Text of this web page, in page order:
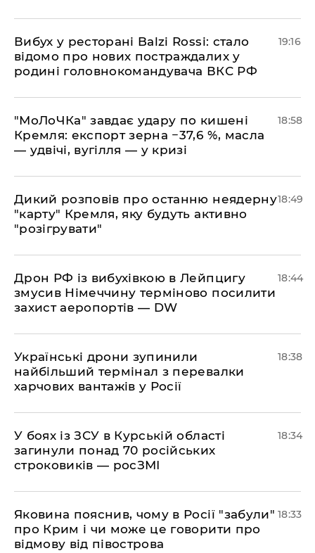
​Вибух у ресторані Balzi Rossi: стало
відомо про нових постраждалих у
родині головнокомандувача ВКС РФ
19:16
​"МоЛоЧКа" завдає удару по кишені
Кремля: експорт зерна −37,6 %, масла
— удвічі, вугілля — у кризі
18:58
​Дикий розповів про останню неядерну
"карту" Кремля, яку будуть активно
"розігрувати"
18:49
​Дрон РФ із вибухівкою в Лейпцигу
змусив Німеччину терміново посилити
захист аеропортів — DW
18:44
​Українські дрони зупинили
найбільший термінал з перевалки
харчових вантажів у Росії
18:38
​У боях із ЗСУ в Курській області
загинули понад 70 російських
строковиків — росЗМІ
18:34
​Яковина пояснив, чому в Росії "забули"
про Крим і чи може це говорити про
відмову від півострова
18:33